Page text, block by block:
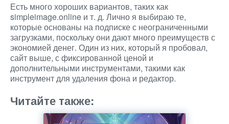
Есть много хороших вариантов, таких как
simpleimage.online и т. д. Лично я выбираю те,
которые основаны на подписке с неограниченными
загрузками, поскольку они дают много преимуществ с
экономией денег. Один из них, который я пробовал,
сайт выше, с фиксированной ценой и
дополнительными инструментами, такими как
инструмент для удаления фона и редактор.
Читайте также: